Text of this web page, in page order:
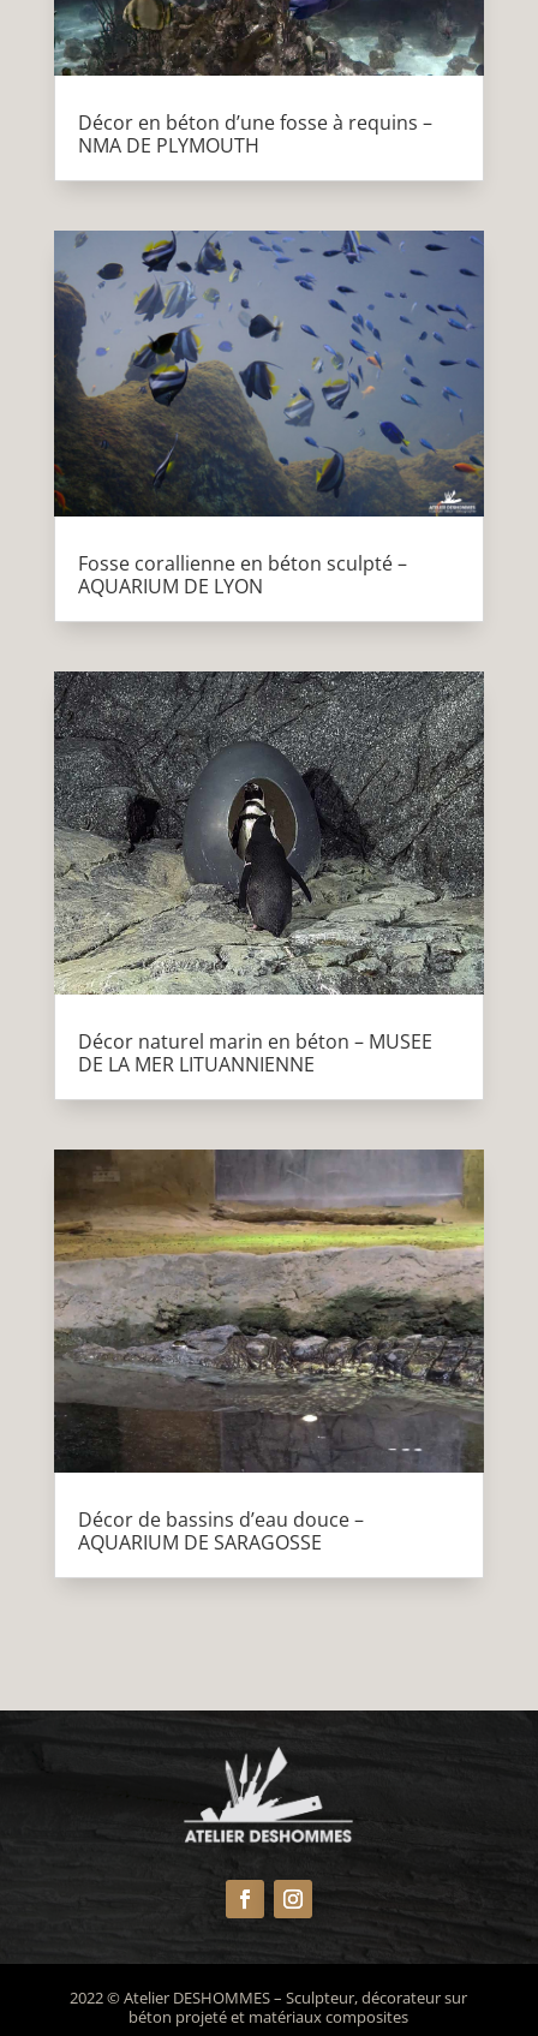
Décor en béton d’une fosse à requins –
NMA DE PLYMOUTH
Fosse corallienne en béton sculpté –
AQUARIUM DE LYON
Décor naturel marin en béton – MUSEE
DE LA MER LITUANNIENNE
Décor de bassins d’eau douce –
AQUARIUM DE SARAGOSSE
2022 © Atelier DESHOMMES –Sculpteur, décorateur sur
béton projeté et matériaux composites